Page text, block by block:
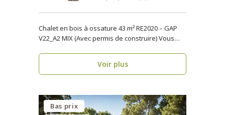
Chalet en bois à ossature 43 m² RE2020 – GAP
V22_A2 MIX (Avec permis de construire) Vous
Voir plus
Bas prix